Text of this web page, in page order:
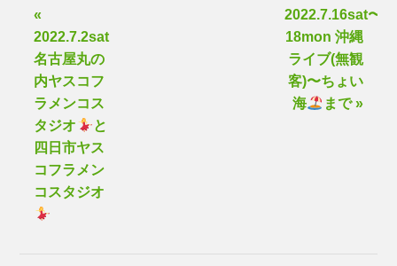
«
2022.7.2sat
名古屋丸の
内ヤスコフ
ラメンコス
タジオ
と
四日市ヤス
コフラメン
コスタジオ
2022.7.16sat〜
18mon 沖縄
ライブ(無観
客)〜ちょい
海
まで »